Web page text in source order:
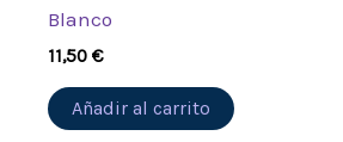
Blanco
11,50€
Añadir al carrito